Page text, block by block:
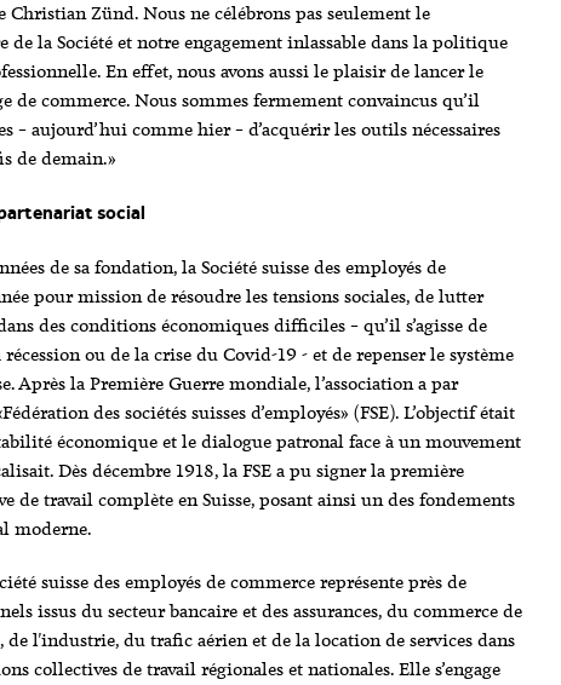
Christian Zünd. Nous ne célébrons pas seulement le
de la Société et notre engagement inlassable dans la politique
En effet, nous avons aussi le plaisir de lancer le
de commerce. Nous sommes fermement convaincus qu’il
– aujourd’hui comme hier – d’acquérir les outils nécessaires
de demain.»
social
de sa fondation, la Société suisse des employés de
pour mission de résoudre les tensions sociales, de lutter
des conditions économiques difficiles – qu’il s’agisse de
récession ou de la crise du Covid-19 - et de repenser le système
Après la Première Guerre mondiale, l’association a par
des sociétés suisses d’employés» (FSE). L’objectif était
économique et le dialogue patronal face à un mouvement
Dès décembre 1918, la FSE a pu signer la première
de travail complète en Suisse, posant ainsi un des fondements
moderne.
suisse des employés de commerce représente près de
issus du secteur bancaire et des assurances, du commerce de
de l'industrie, du trafic aérien et de la location de services dans
collectives de travail régionales et nationales. Elle s’engage